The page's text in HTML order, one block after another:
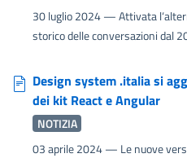
30 luglio 2024— Attivata
storico delle conversazioni dal
Design system .italia si
dei kit React e Angular
NOTIZIA
03 aprile 2024— Le nuove